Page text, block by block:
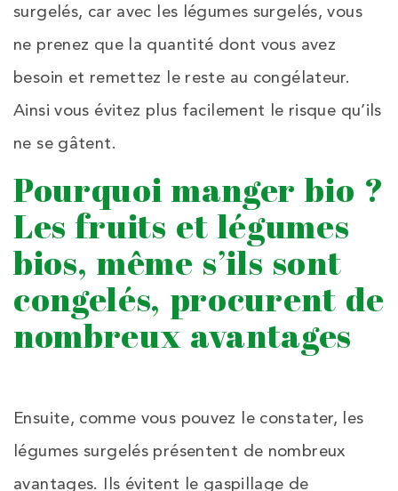
surgelés, car avec les légumes surgelés, vous
ne prenez que la quantité dont vous avez
besoin et remettez le reste au congélateur.
Ainsi vous évitez plus facilement le risque qu’ils
ne se gâtent.
Pourquoi manger bio ?
Les fruits et légumes
bios, même s’ils sont
congelés, procurent de
nombreux avantages
Ensuite, comme vous pouvez le constater, les
légumes surgelés présentent de nombreux
avantages. Ils évitent le gaspillage de